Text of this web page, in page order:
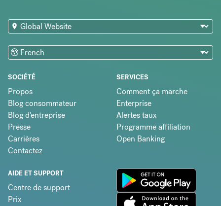
SOCIÉTÉ
Propos
Blog consommateur
Blog d'entreprise
Presse
Carrières
Contactez
SERVICES
Comment ça marche
Enterprise
Alertes taux
Programme affiliation
Open Banking
AIDE ET SUPPORT
Centre de support
Prix